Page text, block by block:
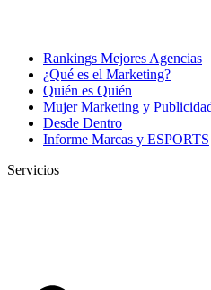
Rankings Mejores Agencias
¿Qué es el Marketing?
Quién es Quién
Mujer Marketing y
Desde Dentro
Informe Marcas y ESPORTS
Servicios